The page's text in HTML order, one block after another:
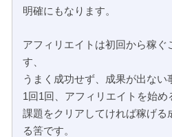
明確にもなります。
アフィリエイトは初回から稼ぐ
す、
うまく成功せず、成果が出ない
1回1回、アフィリエイトを始め
課題をクリアしてければ稼げる
る筈です。